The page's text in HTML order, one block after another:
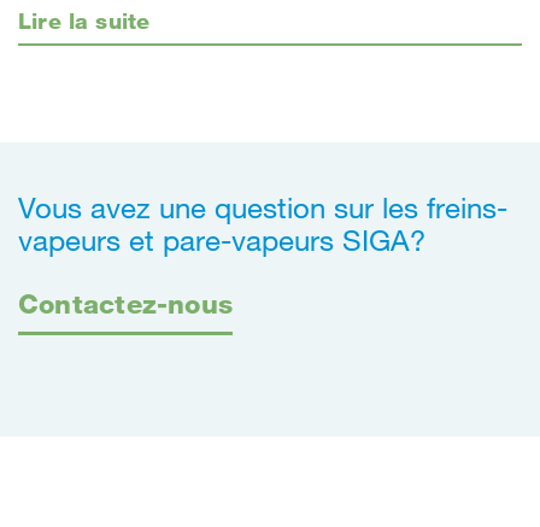
Lire la suite
Vous avez une question sur les freins-
vapeurs et pare-vapeurs SIGA?
Contactez-nous